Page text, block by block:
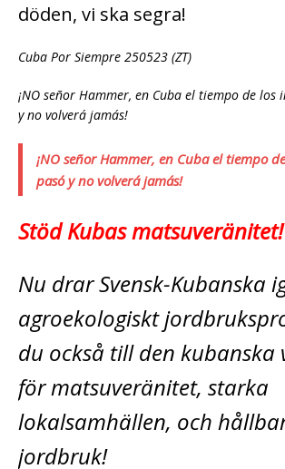
döden, vi ska segra!
Cuba Por Siempre 250523 (ZT)
¡NO señor Hammer, en Cuba el tiempo de los
y no volverá jamás!
¡NO señor Hammer, en Cuba el tiempo
pasó y no volverá jamás!
Stöd Kubas matsuveränitet!
Nu drar Svensk-Kubanska
agroekologiskt
du också till den kubanska
för matsuveränitet, starka
lokalsamhällen, och
jordbruk!